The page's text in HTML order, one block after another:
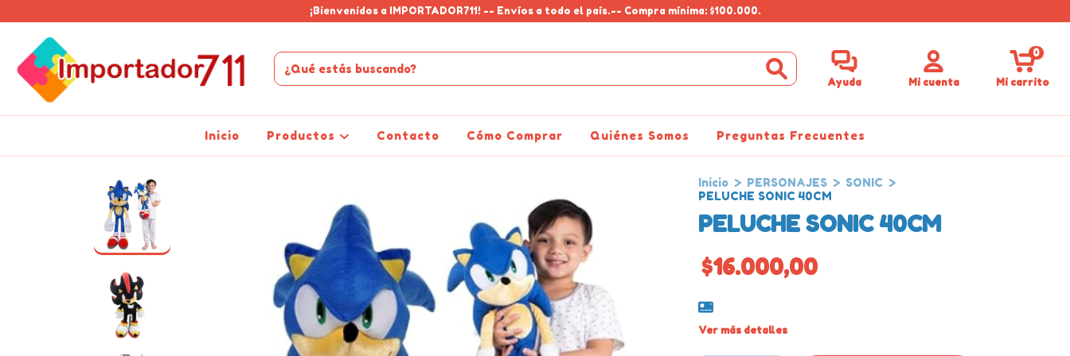
¡Bienvenidos a IMPORTADOR711! -- Envíos a todo el país.-- Compra mínima: $100.000.
Ayuda Mi cuenta Mi carrito
0
Inicio Productos Contacto Cómo Comprar Quiénes Somos Preguntas Frecuentes
Inicio > PERSONAJES > SONIC >
PELUCHE SONIC 40CM
PELUCHE SONIC 40CM
$16.000,00
Ver más detalles